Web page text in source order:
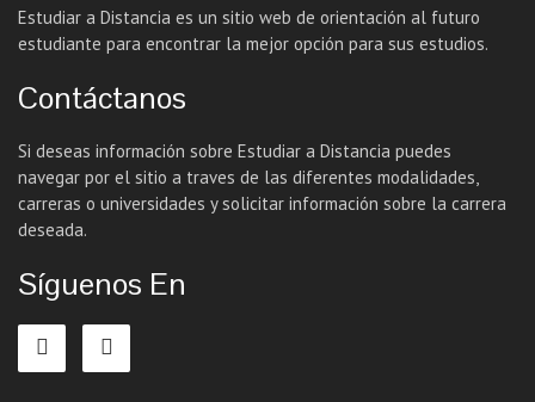
Estudiar a Distancia es un sitio web de orientación al futuro
estudiante para encontrar la mejor opción para sus estudios.
Contáctanos
Si deseas información sobre Estudiar a Distancia puedes
navegar por el sitio a traves de las diferentes modalidades,
carreras o universidades y solicitar información sobre la carrera
deseada.
Síguenos En